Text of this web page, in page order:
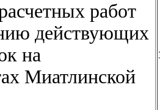
работ
действующих
на
Миатлинской